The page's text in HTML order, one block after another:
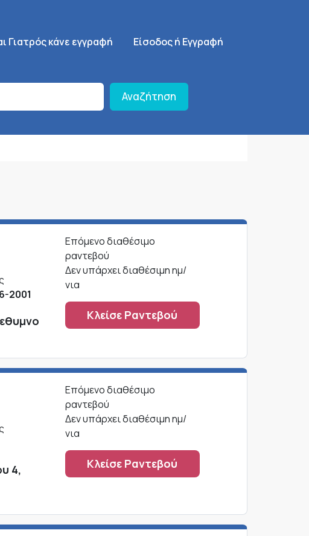
Γιατρός κάνε εγγραφή SignUp Menu
Είσοδος ή Εγγραφή
Αναζήτηση
2001
Επόμενο διαθέσιμο
ραντεβού
Δεν υπάρχει διαθέσιμη ημ/
νια
Κλείσε Ραντεβού
4,
Επόμενο διαθέσιμο
ραντεβού
Δεν υπάρχει διαθέσιμη ημ/
νια
Κλείσε Ραντεβού